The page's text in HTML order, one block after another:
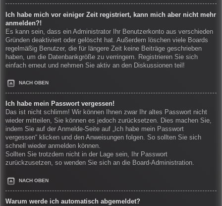
Ich habe mich vor einiger Zeit registriert, kann mich aber nicht mehr
anmelden?!
Es kann sein, dass ein Administrator Ihr Benutzerkonto aus verschieden
Gründen deaktiviert oder gelöscht hat. Außerdem löschen viele Boards
regelmäßig Benutzer, die für längere Zeit keine Beiträge geschrieben
haben, um die Datenbankgröße zu verringern. Registrieren Sie sich
einfach erneut und nehmen Sie aktiv an den Diskussionen teil!
NACH OBEN
Ich habe mein Passwort vergessen!
Das ist nicht schlimm! Wir können Ihnen zwar Ihr altes Passwort nicht
wieder mitteilen, Sie können es jedoch zurücksetzen. Dies machen Sie,
indem Sie auf der Anmelde-Seite auf „Ich habe mein Passwort
vergessen“ klicken und den Anweisungen folgen. So sollten Sie sich
schnell wieder anmelden können.
Sollten Sie trotzdem nicht in der Lage sein, Ihr Passwort
zurückzusetzen, so wenden Sie sich an die Board-Administration.
NACH OBEN
Warum werde ich automatisch abgemeldet?